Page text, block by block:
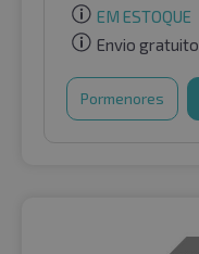
EM ESTOQUE
Envio gratuito
Pormenores